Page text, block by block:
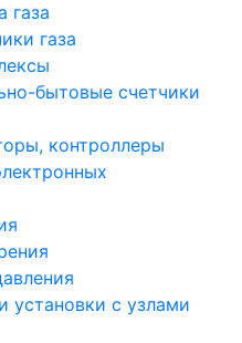
газа
газа
бытовые счетчики
контроллеры
установки с узлами